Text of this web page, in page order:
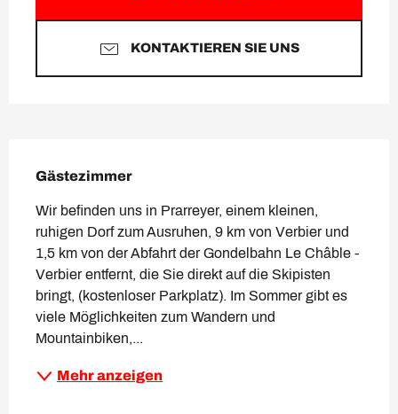
KONTAKTIEREN SIE UNS
Gästezimmer
Wir befinden uns in Prarreyer, einem kleinen,
ruhigen Dorf zum Ausruhen, 9 km von Verbier und
1,5 km von der Abfahrt der Gondelbahn Le Châble -
Verbier entfernt, die Sie direkt auf die Skipisten
bringt, (kostenloser Parkplatz). Im Sommer gibt es
viele Möglichkeiten zum Wandern und
Mountainbiken,...
Mehr anzeigen